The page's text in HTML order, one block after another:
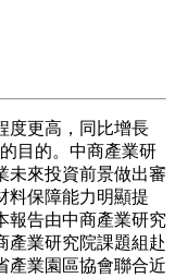
更高，同比增長
目的。中商產業研
未來投資前景做出審
料保障能力明顯提
報告由中商產業研究
產業研究院課題組赴
產業園區協會聯合近